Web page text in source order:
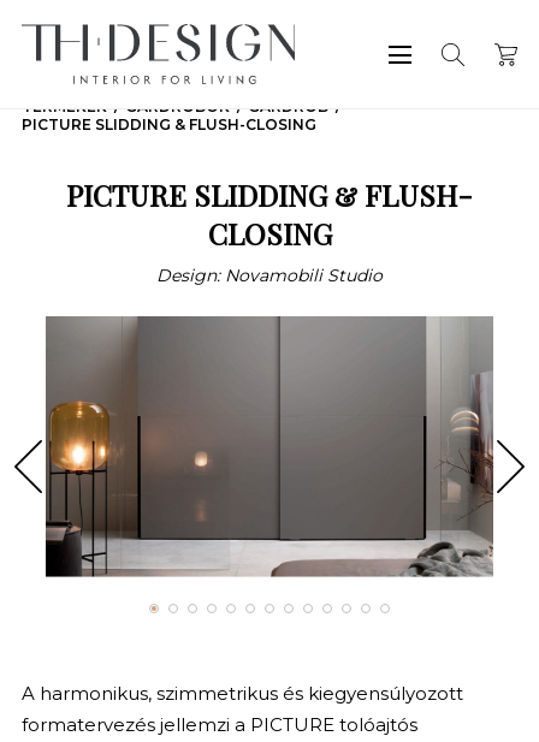
TERMÉKEK GARDRÓBOK
GARDRÓB
PICTURE SLIDDING & FLUSH-CLOSING
PICTURE SLIDDING & FLUSH-
CLOSING
Design: Novamobili Studio
A harmonikus, szimmetrikus és kiegyensúlyozott
formatervezés jellemzi a PICTURE tolóajtós